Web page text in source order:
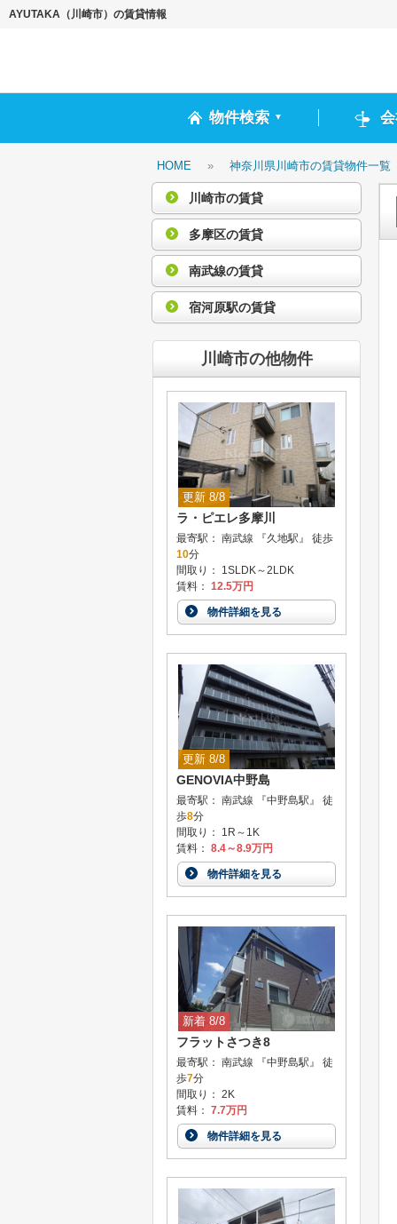
AYUTAKA（川崎市）の賃貸情報
物件検索 ▼
HOME » 神奈川県川崎市の賃貸物件一覧
川崎市の賃貸
多摩区の賃貸
南武線の賃貸
宿河原駅の賃貸
川崎市の他物件
更新 8/8
ラ・ピエレ多摩川
最寄駅： 南武線 『久地駅』 徒歩
10分
間取り： 1SLDK～2LDK
賃料： 12.5万円
物件詳細を見る
更新 8/8
GENOVIA中野島
最寄駅： 南武線 『中野島駅』 徒
歩8分
間取り： 1R～1K
賃料： 8.4～8.9万円
物件詳細を見る
新着 8/8
フラットさつき8
最寄駅： 南武線 『中野島駅』 徒
歩7分
間取り： 2K
賃料： 7.7万円
物件詳細を見る